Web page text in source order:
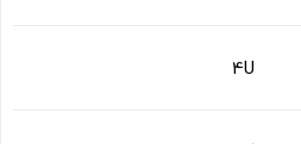
4U